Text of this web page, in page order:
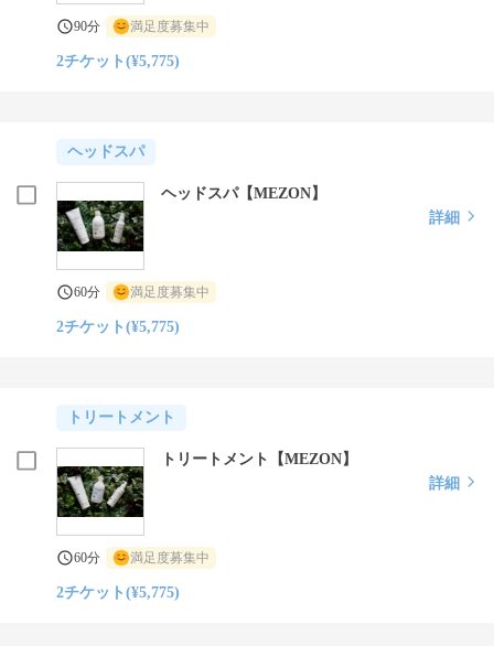
90分 満足度募集中
2チケット(¥5,775)
ヘッドスパ
ヘッドスパ【MEZON】
詳細
60分 満足度募集中
2チケット(¥5,775)
トリートメント
トリートメント【MEZON】
詳細
60分 満足度募集中
2チケット(¥5,775)